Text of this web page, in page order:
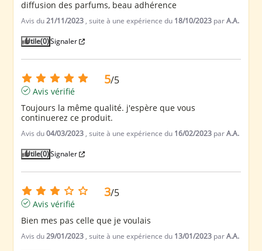
diffusion des parfums, beau adhérence
Avis du21/11/2023 , suite à une expérience du 18/10/2023 parA.A.
Utile(0)Signaler
5/5
Avis vérifié
Toujours la même qualité. j'espère que vous
continuerez ce produit.
Avis du04/03/2023 , suite à une expérience du 16/02/2023 parA.A.
Utile(0)Signaler
3/5
Avis vérifié
Bien mes pas celle que je voulais
Avis du29/01/2023 , suite à une expérience du 13/01/2023 parA.A.